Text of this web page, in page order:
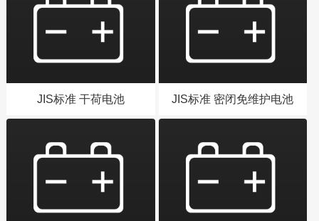
JIS标准 干荷电池 JIS标准 密闭免维护电池